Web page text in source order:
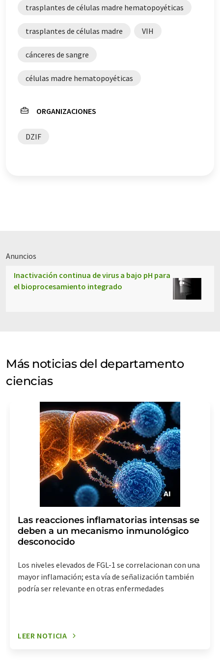
trasplantes de células madre hematopoyéticas
trasplantes de células madre VIH
cánceres de sangre
células madre hematopoyéticas
ORGANIZACIONES
DZIF
Anuncios
Inactivación continua de virus a bajo pH para
el bioprocesamiento integrado
Más noticias del departamento
ciencias
Las reacciones inflamatorias intensas se
deben a un mecanismo inmunológico
desconocido
Los niveles elevados de FGL-1 se correlacionan con una
mayor inflamación; esta vía de señalización también
podría ser relevante en otras enfermedades
LEER NOTICIA